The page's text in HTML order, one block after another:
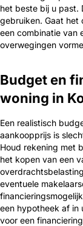
het beste bij u past.
gebruiken. Gaat het
een combinatie van
overwegingen
Budget en
woning in
Een realistisch
aankoopprijs is
Houd rekening met
het kopen van een
eventuele
een hypotheek af in
voor een